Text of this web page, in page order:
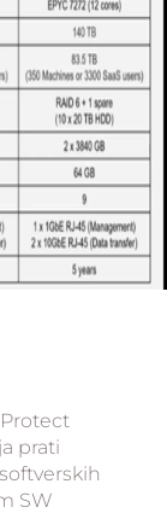
prati
SW